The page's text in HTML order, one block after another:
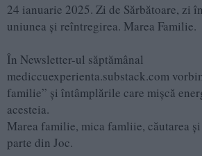
24 ianuarie 2025. Zi de Sărbătoare, zi
uniunea și reîntregirea. Marea Familie.
În Newsletter-ul săptămânal
mediccuexperienta.substack.com
familie” și întâmplările care mișcă
acesteia.
Marea familie, mica famliie, căutarea
parte din Joc.